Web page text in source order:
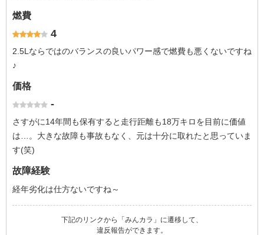
燃費
4
2.5Lならではのバランスの良いパワー感で燃費も悪くないですね
♪
価格
-
さすがに14年間も保有すると走行距離も18万キロを目前に価値
は…。大きな故障も事故もなく、元は十分に取れたと思っていま
す(笑)
故障経験
経年劣化は仕方ないですね～
下記のリンクから「みんカラ」に遷移して、
違反報告ができます。